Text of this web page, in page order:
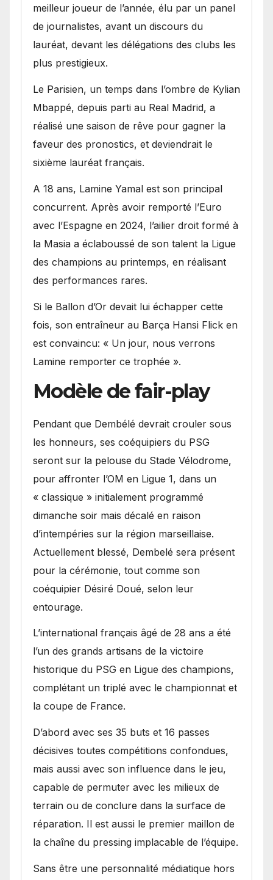
meilleur joueur de l’année, élu par un panel
de journalistes, avant un discours du
lauréat, devant les délégations des clubs les
plus prestigieux.
Le Parisien, un temps dans l’ombre de Kylian
Mbappé, depuis parti au Real Madrid, a
réalisé une saison de rêve pour gagner la
faveur des pronostics, et deviendrait le
sixième lauréat français.
A 18 ans, Lamine Yamal est son principal
concurrent. Après avoir remporté l’Euro
avec l’Espagne en 2024, l’ailier droit formé à
la Masia a éclaboussé de son talent la Ligue
des champions au printemps, en réalisant
des performances rares.
Si le Ballon d’Or devait lui échapper cette
fois, son entraîneur au Barça Hansi Flick en
est convaincu: « Un jour, nous verrons
Lamine remporter ce trophée ».
Modèle de fair-play
Pendant que Dembélé devrait crouler sous
les honneurs, ses coéquipiers du PSG
seront sur la pelouse du Stade Vélodrome,
pour affronter l’OM en Ligue 1, dans un
« classique » initialement programmé
dimanche soir mais décalé en raison
d’intempéries sur la région marseillaise.
Actuellement blessé, Dembelé sera présent
pour la cérémonie, tout comme son
coéquipier Désiré Doué, selon leur
entourage.
L’international français âgé de 28 ans a été
l’un des grands artisans de la victoire
historique du PSG en Ligue des champions,
complétant un triplé avec le championnat et
la coupe de France.
D’abord avec ses 35 buts et 16 passes
décisives toutes compétitions confondues,
mais aussi avec son influence dans le jeu,
capable de permuter avec les milieux de
terrain ou de conclure dans la surface de
réparation. Il est aussi le premier maillon de
la chaîne du pressing implacable de l’équipe.
Sans être une personnalité médiatique hors